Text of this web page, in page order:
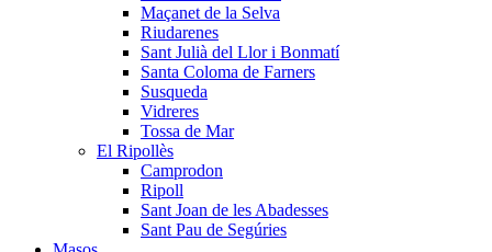
Maçanet de la Selva
Riudarenes
Sant Julià del Llor i Bonmatí
Santa Coloma de Farners
Susqueda
Vidreres
Tossa de Mar
El Ripollès
Camprodon
Ripoll
Sant Joan de les Abadesses
Sant Pau de Segúries